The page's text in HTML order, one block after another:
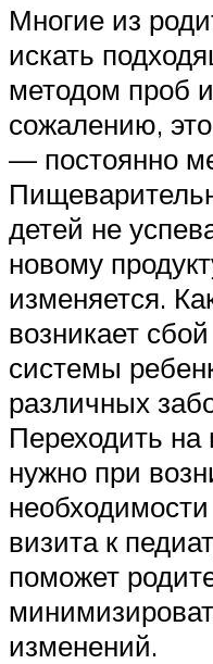
Многие из
искать
методом проб
сожалению,
— постоянно
детей не
новому
изменяется.
возникает
системы
различных
Переходить
нужно при
визита к
поможет
изменений.